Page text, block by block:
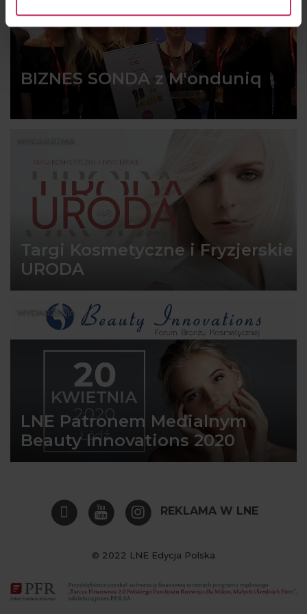
BIZNES SONDA z M'onduniq
WYDARZENIA
Targi Kosmetyczne i Fryzjerskie
URODA
WYDARZENIA
LNE Patronem Medialnym
Beauty Innovations 2020
REKLAMA W LNE
© 2022 LNE Edycja Polska